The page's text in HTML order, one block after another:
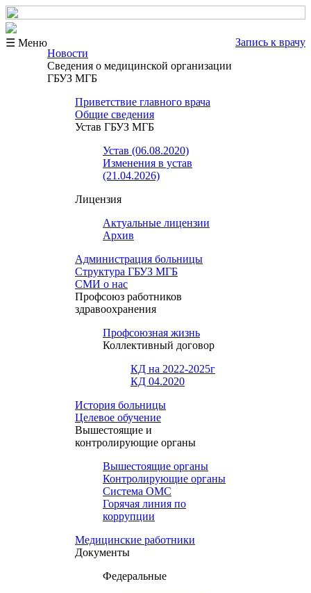
☰ Меню
Запись к врачу
Новости
Сведения о медицинской организации
ГБУЗ МГБ
Приветствие главного врача
Общие сведения
Устав ГБУЗ МГБ
Устав (06.08.2020)
Изменения в устав
(21.04.2026)
Лицензия
Актуальные лицензии
Архив
Администрация больницы
Структура ГБУЗ МГБ
СМИ о нас
Профсоюз работников
здравоохранения
Профсоюзная жизнь
Коллективный договор
КД на 2022-2025г
КД 04.2020
История больницы
Целевое обучение
Вышестоящие и
контролирующие органы
Вышестоящие органы
Контролирующие органы
Система ОМС
Горячая линия по
коррупции
Медицинские работники
Документы
Федеральные